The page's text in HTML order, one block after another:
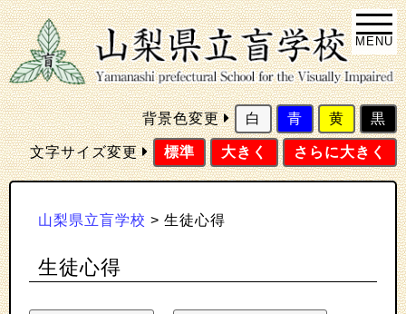
背景色変更 白 青 黄 黒
文字サイズ変更 標準 大きく さらに大きく
山梨県立盲学校 > 生徒心得
生徒心得
MENU